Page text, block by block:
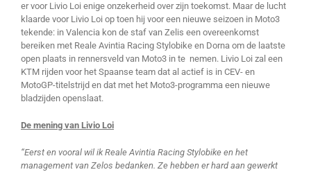
er voor Livio Loi enige onzekerheid over zijn toekomst. Maar de lucht
klaarde voor Livio Loi op toen hij voor een nieuwe seizoen in Moto3
tekende: in Valencia kon de staf van Zelis een overeenkomst
bereiken met Reale Avintia Racing Stylobike en Dorna om de laatste
open plaats in rennersveld van Moto3 in te nemen. Livio Loi zal een
KTM rijden voor het Spaanse team dat al actief is in CEV- en
MotoGP-titelstrijd en dat met het Moto3-programma een nieuwe
bladzijden openslaat.
De mening van Livio Loi
“Eerst en vooral wil ik Reale Avintia Racing Stylobike en het
management van Zelos bedanken. Ze hebben er hard aan gewerkt